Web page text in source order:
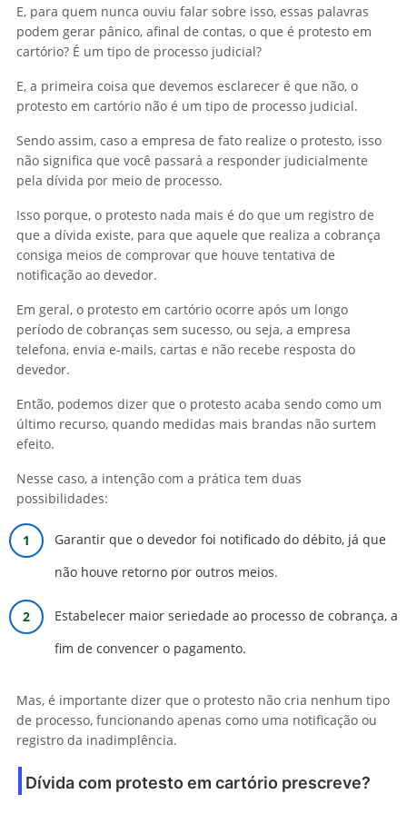
E, para quem nunca ouviu falar sobre isso, essas palavras
podem gerar pânico, afinal de contas, o que é protesto em
cartório? É um tipo de processo judicial?
E, a primeira coisa que devemos esclarecer é que não, o
protesto em cartório não é um tipo de processo judicial.
Sendo assim, caso a empresa de fato realize o protesto, isso
não significa que você passará a responder judicialmente
pela dívida por meio de processo.
Isso porque, o protesto nada mais é do que um registro de
que a dívida existe, para que aquele que realiza a cobrança
consiga meios de comprovar que houve tentativa de
notificação ao devedor.
Em geral, o protesto em cartório ocorre após um longo
período de cobranças sem sucesso, ou seja, a empresa
telefona, envia e-mails, cartas e não recebe resposta do
devedor.
Então, podemos dizer que o protesto acaba sendo como um
último recurso, quando medidas mais brandas não surtem
efeito.
Nesse caso, a intenção com a prática tem duas
possibilidades:
Garantir que o devedor foi notificado do débito, já que
não houve retorno por outros meios.
Estabelecer maior seriedade ao processo de cobrança, a
fim de convencer o pagamento.
Mas, é importante dizer que o protesto não cria nenhum tipo
de processo, funcionando apenas como uma notificação ou
registro da inadimplência.
Dívida com protesto em cartório prescreve?